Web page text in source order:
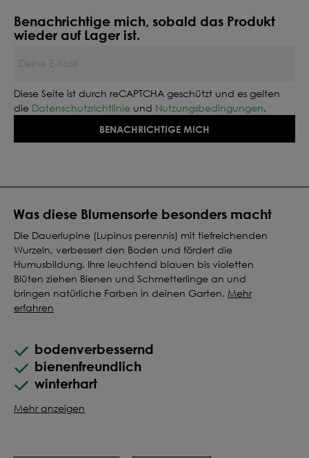
Was diese Blumensorte besonders macht
Die Dauerlupine (Lupinus perennis) mit tiefreichenden
Wurzeln, verbessert den Boden und fördert die
Humusbildung. Ihre leuchtend blauen bis violetten
Blüten ziehen Bienen und Schmetterlinge an und
bringen natürliche Farben in deinen Garten. Mehr
erfahren
bodenverbessernd
bienenfreundlich
winterhart
Mehr anzeigen
Benachrichtige mich, sobald das Produkt
wieder auf Lager ist.
Diese Seite ist durch reCAPTCHA geschützt und es gelten
die Datenschutzrichtlinie und Nutzungsbedingungen.
BENACHRICHTIGE MICH